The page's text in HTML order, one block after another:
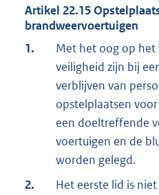
Artikel 22.15
brandweervoertuigen
1.
Met het oog op het
veiligheid zijn bij
verblijven van
opstelplaatsen
een doeltreffende
voertuigen en de
worden gelegd.
2.
Het eerste lid is